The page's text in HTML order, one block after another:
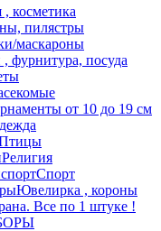
косметика
пилястры
маскароны
фурнитура, посуда
от 10 до 19 см
Религия
Спорт
Ювелирка , короны
Все по 1 штуке !